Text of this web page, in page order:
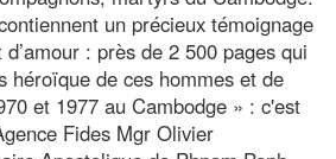
un précieux témoignage
: près de 2 500 pages qui
héroïque de ces hommes et de
et 1977 au Cambodge » : c'est
Fides Mgr Olivier